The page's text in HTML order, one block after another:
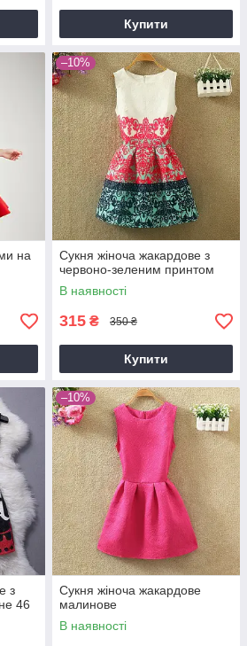
Купити
на
–10%
Сукня жіноча жакардове з
червоно-зеленим принтом
В наявності
315 ₴ 350 ₴
Купити
з
46
–10%
Сукня жіноча жакардове
малинове
В наявності